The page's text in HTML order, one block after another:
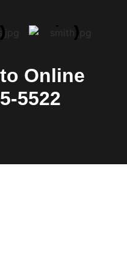
Online
5522